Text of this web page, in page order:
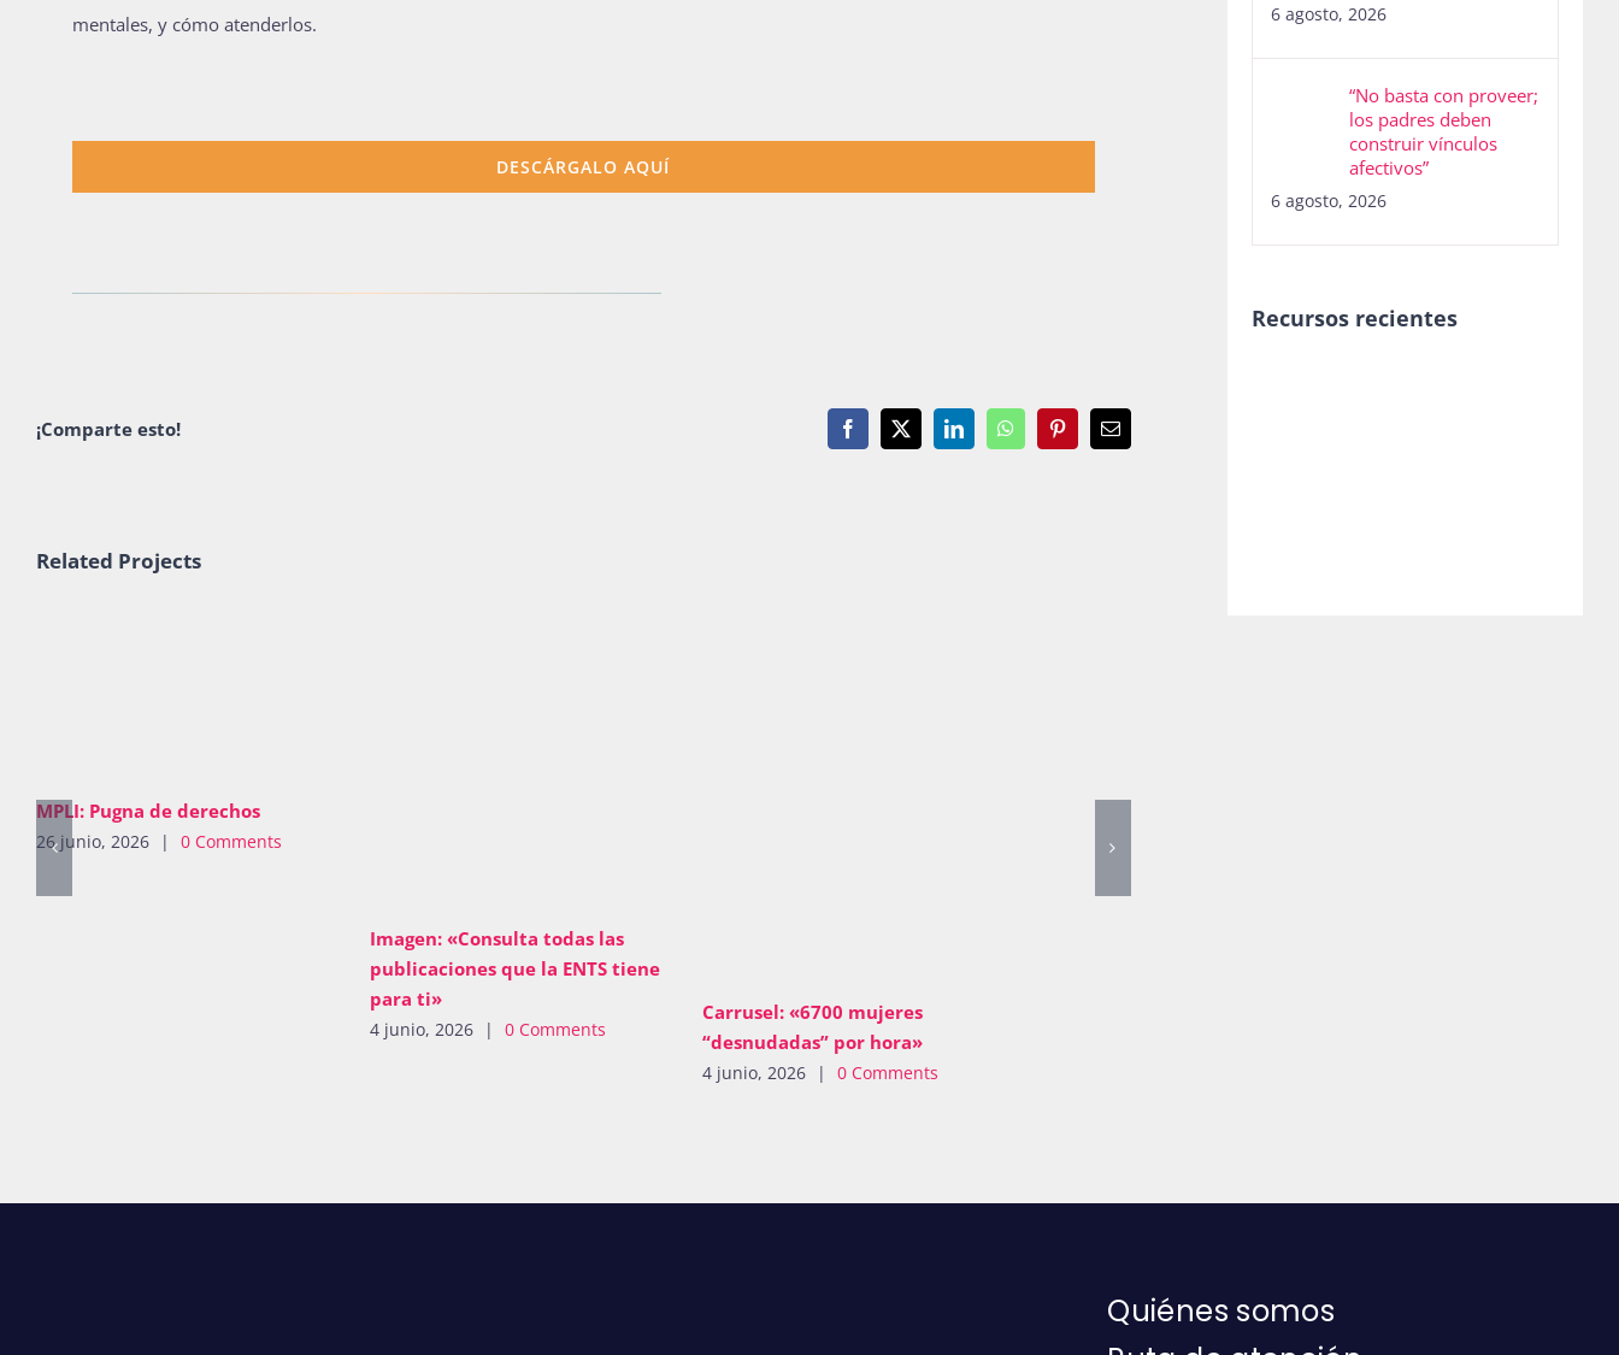
mentales, y cómo atenderlos.
DESCÁRGALO AQUÍ
¡Comparte esto! Facebook
X LinkedInWhatsAppPinterestEmail
Related Projects
MPLI: Pugna de derechos
26 junio, 2026 | 0 Comments
Imagen: «Consulta todas las
publicaciones que la ENTS tiene
para ti»
4 junio, 2026 | 0 Comments
Carrusel: «6700 mujeres
“desnudadas” por hora»
4 junio, 2026 | 0 Comments
6 agosto, 2026
“No basta con proveer;
los padres deben
construir vínculos
afectivos”
6 agosto, 2026
Recursos recientes
Quiénes somos